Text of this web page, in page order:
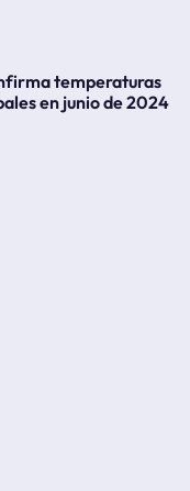
temperaturas
en junio de 2024